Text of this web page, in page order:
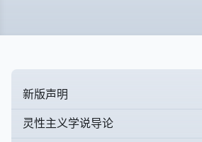
新版声明
灵性主义学说导论